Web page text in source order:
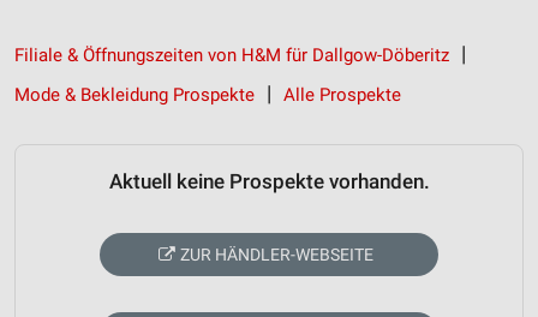
Filiale & Öffnungszeiten von H&M für Dallgow-Döberitz
Mode & Bekleidung Prospekte
Alle Prospekte
Aktuell keine Prospekte vorhanden.
ZUR HÄNDLER-WEBSEITE